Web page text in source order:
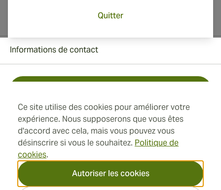
Ce site utilise des cookies pour améliorer votre
expérience. Nous supposerons que vous êtes
d'accord avec cela, mais vous pouvez vous
désinscrire si vous le souhaitez. Politique de
cookies.
Autoriser les cookies
Quitter
Informations
Informations de contact
+41 22 518 44 43
info@swisscubancigars.com